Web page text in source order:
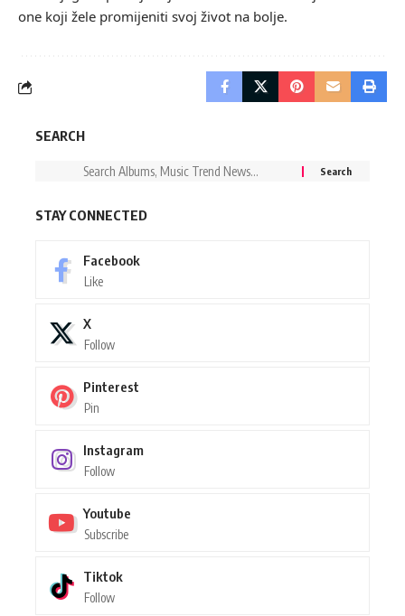
one koji žele promijeniti svoj život na bolje.
SEARCH
STAY CONNECTED
Facebook
Like
X
Follow
Pinterest
Pin
Instagram
Follow
Youtube
Subscribe
Tiktok
Follow